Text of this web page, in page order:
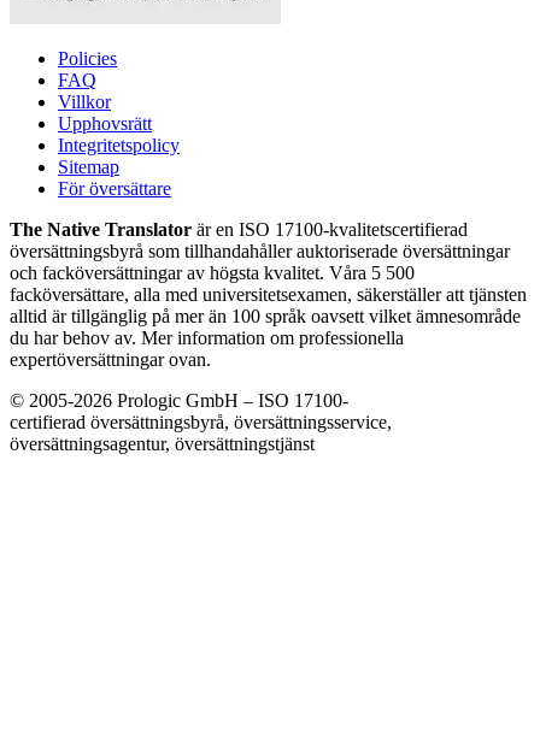
Policies
FAQ
Villkor
Upphovsrätt
Integritetspolicy
Sitemap
För översättare
The Native Translator är en ISO 17100-kvalitetscertifierad
översättningsbyrå som tillhandahåller auktoriserade översättningar
och facköversättningar av högsta kvalitet. Våra 5 500
facköversättare, alla med universitetsexamen, säkerställer att tjänsten
alltid är tillgänglig på mer än 100 språk oavsett vilket ämnesområde
du har behov av. Mer information om professionella
expertöversättningar ovan.
© 2005-2026 Prologic GmbH – ISO 17100-
certifierad översättningsbyrå, översättningsservice,
översättningsagentur, översättningstjänst